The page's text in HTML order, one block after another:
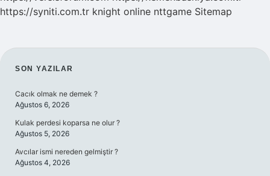
https://syniti.com.tr knight online nttgame Sitemap
SIDEBAR
SON YAZILAR
Cacık olmak ne demek ?
Ağustos 6, 2026
Kulak perdesi koparsa ne olur ?
Ağustos 5, 2026
Avcılar ismi nereden gelmiştir ?
Ağustos 4, 2026